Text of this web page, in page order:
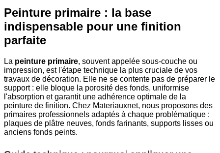
Peinture primaire : la base
indispensable pour une finition
parfaite
La peinture primaire, souvent appelée sous-couche ou
impression, est l'étape technique la plus cruciale de vos
travaux de décoration. Elle ne se contente pas de préparer le
support : elle bloque la porosité des fonds, uniformise
l'absorption et garantit une adhérence optimale de la
peinture de finition. Chez Materiauxnet, nous proposons des
primaires professionnels adaptés à chaque problématique :
plaques de plâtre neuves, fonds farinants, supports lisses ou
anciens fonds peints.